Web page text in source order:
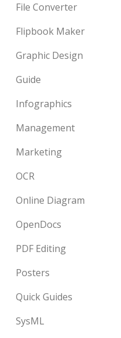
File Converter
Flipbook Maker
Graphic Design
Guide
Infographics
Management
Marketing
OCR
Online Diagram
OpenDocs
PDF Editing
Posters
Quick Guides
SysML